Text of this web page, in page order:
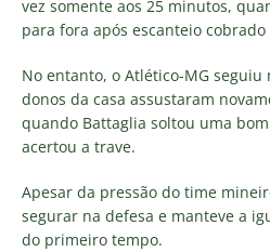
vez somente aos 25 minutos,
para fora após escanteio
No entanto, o Atlético-MG
donos da casa assustaram
quando Battaglia soltou uma
acertou a trave.
Apesar da pressão do time
segurar na defesa e manteve a
do primeiro tempo.